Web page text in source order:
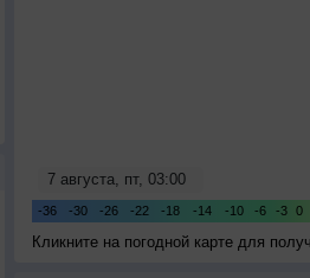
Кликните на погодной карте для